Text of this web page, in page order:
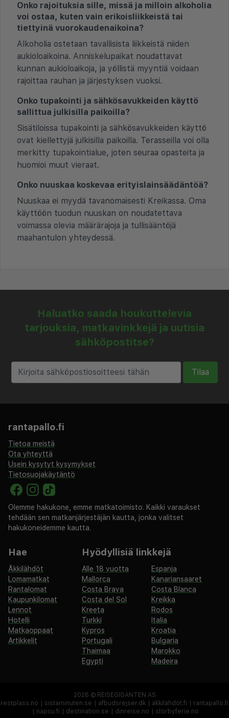
Onko rajoituksia sille, missä ja milloin alkoholia
voi ostaa, kuten vain erikoisliikkeistä tai
tiettyinä vuorokaudenaikoina?
Alkoholia ostetaan tavallisista liikkeistä niiden
aukioloaikoina. Anniskelupaikat noudattavat
kunnan aukioloaikoja, ja yöllistä myyntiä voidaan
rajoittaa rauhan ja järjestyksen vuoksi.
Onko tupakointi ja sähkösavukkeiden käyttö
sallittua julkisilla paikoilla?
Sisätiloissa tupakointi ja sähkösavukkeiden käyttö
ovat kiellettyjä julkisilla paikoilla. Terasseilla voi olla
merkitty tupakointialue, joten seuraa opasteita ja
huomioi muut vieraat.
Onko nuuskaa koskevaa erityislainsäädäntöä?
Nuuskaa ei myydä tavanomaisesti Kreikassa. Oma
käyttöön tuodun nuuskan on noudatettava
voimassa olevia määrärajoja ja tullisääntöjä
maahantulon yhteydessä.
Haluatko saada houkuttelevia
tarjouksia, matkavinkkejä ja uutisia
sähköpostitse?
Tilaa
rantapallo.fi
Tietoa meistä
Ota yhteyttä
Usein kysytyt kysymykset
Tietosuojakäytäntö
Olemme hakukone, emme matkatoimisto. Kaikki varaukset
tehdään sen matkanjärjestäjän kautta, jonka valitset
hakukoneidemme kautta.
Hae
Äkkilähdöt
Lomamatkat
Rantalomat
Kaupunkilomat
Lennot
Hotelli
Matkaoppaat
Artikkelit
Hyödyllisiä linkkejä
Alle 18 vuotta
Espanja
Mallorca
Kanariansaaret
Costa Brava
Costa Blanca
Costa del Sol
Kreikka
Kreeta
Rodos
Turkki
Italia
Kypros
Kroatia
Portugali
Bulgaria
Thaimaa
Marokko
Egypti
Madeira
2026 © REISEGIGANTEN AS
restplass.no
sistaminuten.se afbudsrejser.dk äkkilähdöt.fi
rantapallo.fi
napsu.fi destination.se dinreise.no storbyferie.no